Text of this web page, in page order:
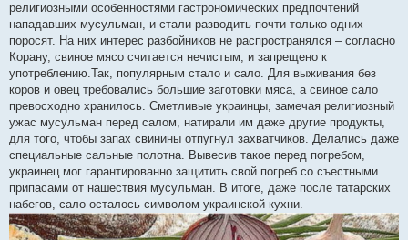
религиозными особенностями гастрономических предпочтений
нападавших мусульман, и стали разводить почти только одних
поросят. На них интерес разбойников не распространялся – согласно
Корану, свиное мясо считается нечистым, и запрещено к
употреблению.Так, популярным стало и сало. Для выживания без
коров и овец требовались большие заготовки мяса, а свиное сало
превосходно хранилось. Сметливые украинцы, замечая религиозный
ужас мусульман перед салом, натирали им даже другие продукты,
для того, чтобы запах свинины отпугнул захватчиков. Делались даже
специальные сальные полотна. Вывесив такое перед погребом,
украинец мог гарантированно защитить свой погреб со съестными
припасами от нашествия мусульман. В итоге, даже после татарских
набегов, сало осталось символом украинской кухни.